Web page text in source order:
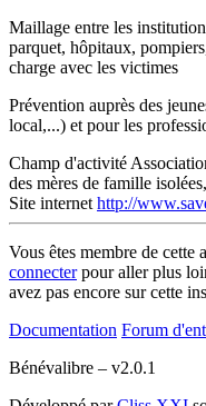
Maillage entre les
parquet, hôpitaux,
charge avec les victimes
Prévention auprès des
local,...) et pour les
Champ d'activité
des mères de famille
Site internet http://
Vous êtes membre de cette
connecterpour aller plus
avez pas encore sur cette
Documentation Forum
Bénévalibre – v2.0.1